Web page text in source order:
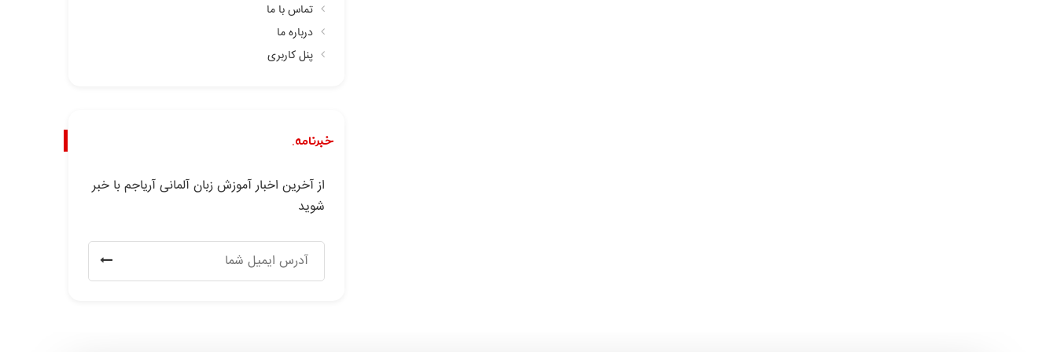
تماس با ما
درباره ما
پنل کاربری
خبرنامه.
از آخرین اخبار آموزش زبان آلمانی آریاجم با خبر
شوید